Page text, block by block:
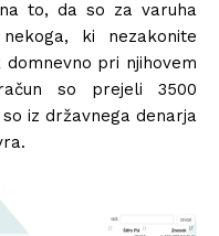
to, da so za varuha
ki nezakonite
pri njihovem
so prejeli 3500
iz državnega denarja